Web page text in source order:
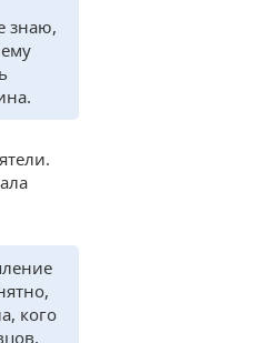
знаю,
кого